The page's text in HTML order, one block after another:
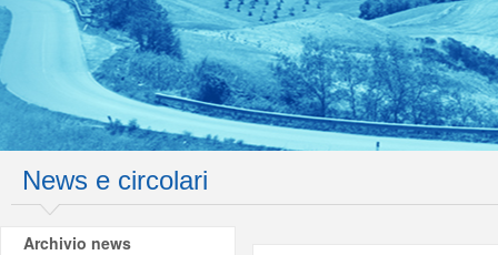
News e circolari
Archivio news